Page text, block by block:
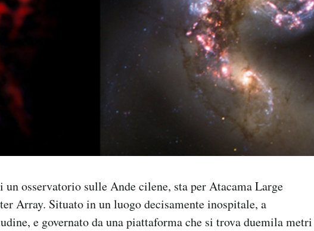
osservatorio sulle Ande cilene, sta per Atacama Large
Array. Situato in un luogo decisamente inospitale, a
e governato da una piattaforma che si trova duemila metri